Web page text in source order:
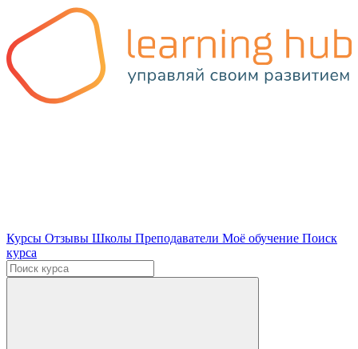
Курсы Отзывы Школы Преподаватели Моё обучение Поиск
курса